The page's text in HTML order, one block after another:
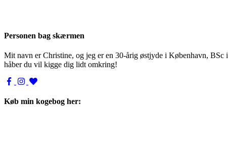
Personen bag skærmen
Mit navn er Christine, og jeg er en 30-årig østjyde i København,
håber du vil kigge dig lidt omkring!
Køb min kogebog her: